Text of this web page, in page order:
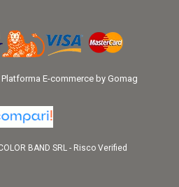
Platforma E-commerce by Gomag